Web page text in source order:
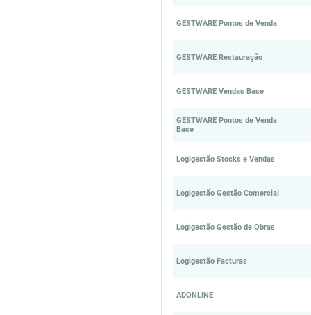
GESTWARE Pontos de Venda
GESTWARE Restauração
GESTWARE Vendas Base
GESTWARE Pontos de Venda
Base
Logigestão Stocks e Vendas
Logigestão Gestão Comercial
Logigestão Gestão de Obras
Logigestão Facturas
ADONLINE